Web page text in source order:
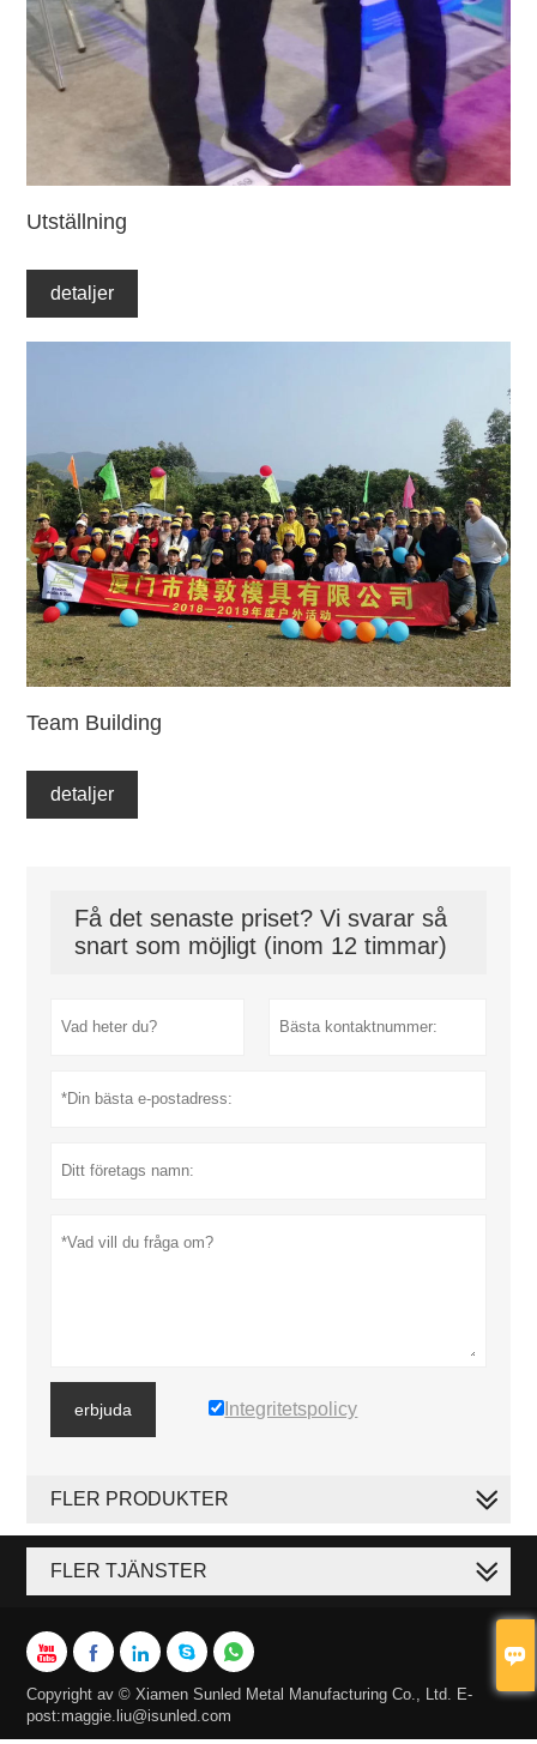

Utställning
detaljer
Team Building
detaljer
Få det senaste priset? Vi svarar så
snart som möjligt (inom 12 timmar)
erbjuda Integritetspolicy
FLER PRODUKTER
FLER TJÄNSTER
    
Copyright av © Xiamen Sunled Metal Manufacturing Co., Ltd. E-
post:maggie.liu@isunled.com